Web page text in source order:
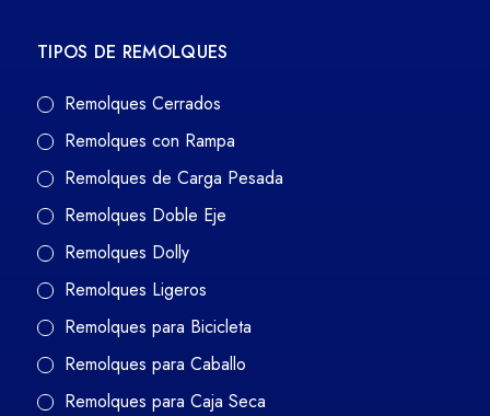
TIPOS DE REMOLQUES
Remolques Cerrados
Remolques con Rampa
Remolques de Carga Pesada
Remolques Doble Eje
Remolques Dolly
Remolques Ligeros
Remolques para Bicicleta
Remolques para Caballo
Remolques para Caja Seca